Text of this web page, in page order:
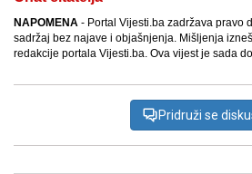
NAPOMENA - Portal Vijesti.ba zadržava pravo
sadržaj bez najave i objašnjenja. Mišljenja
redakcije portala Vijesti.ba. Ova vijest je sada
Pridruži se